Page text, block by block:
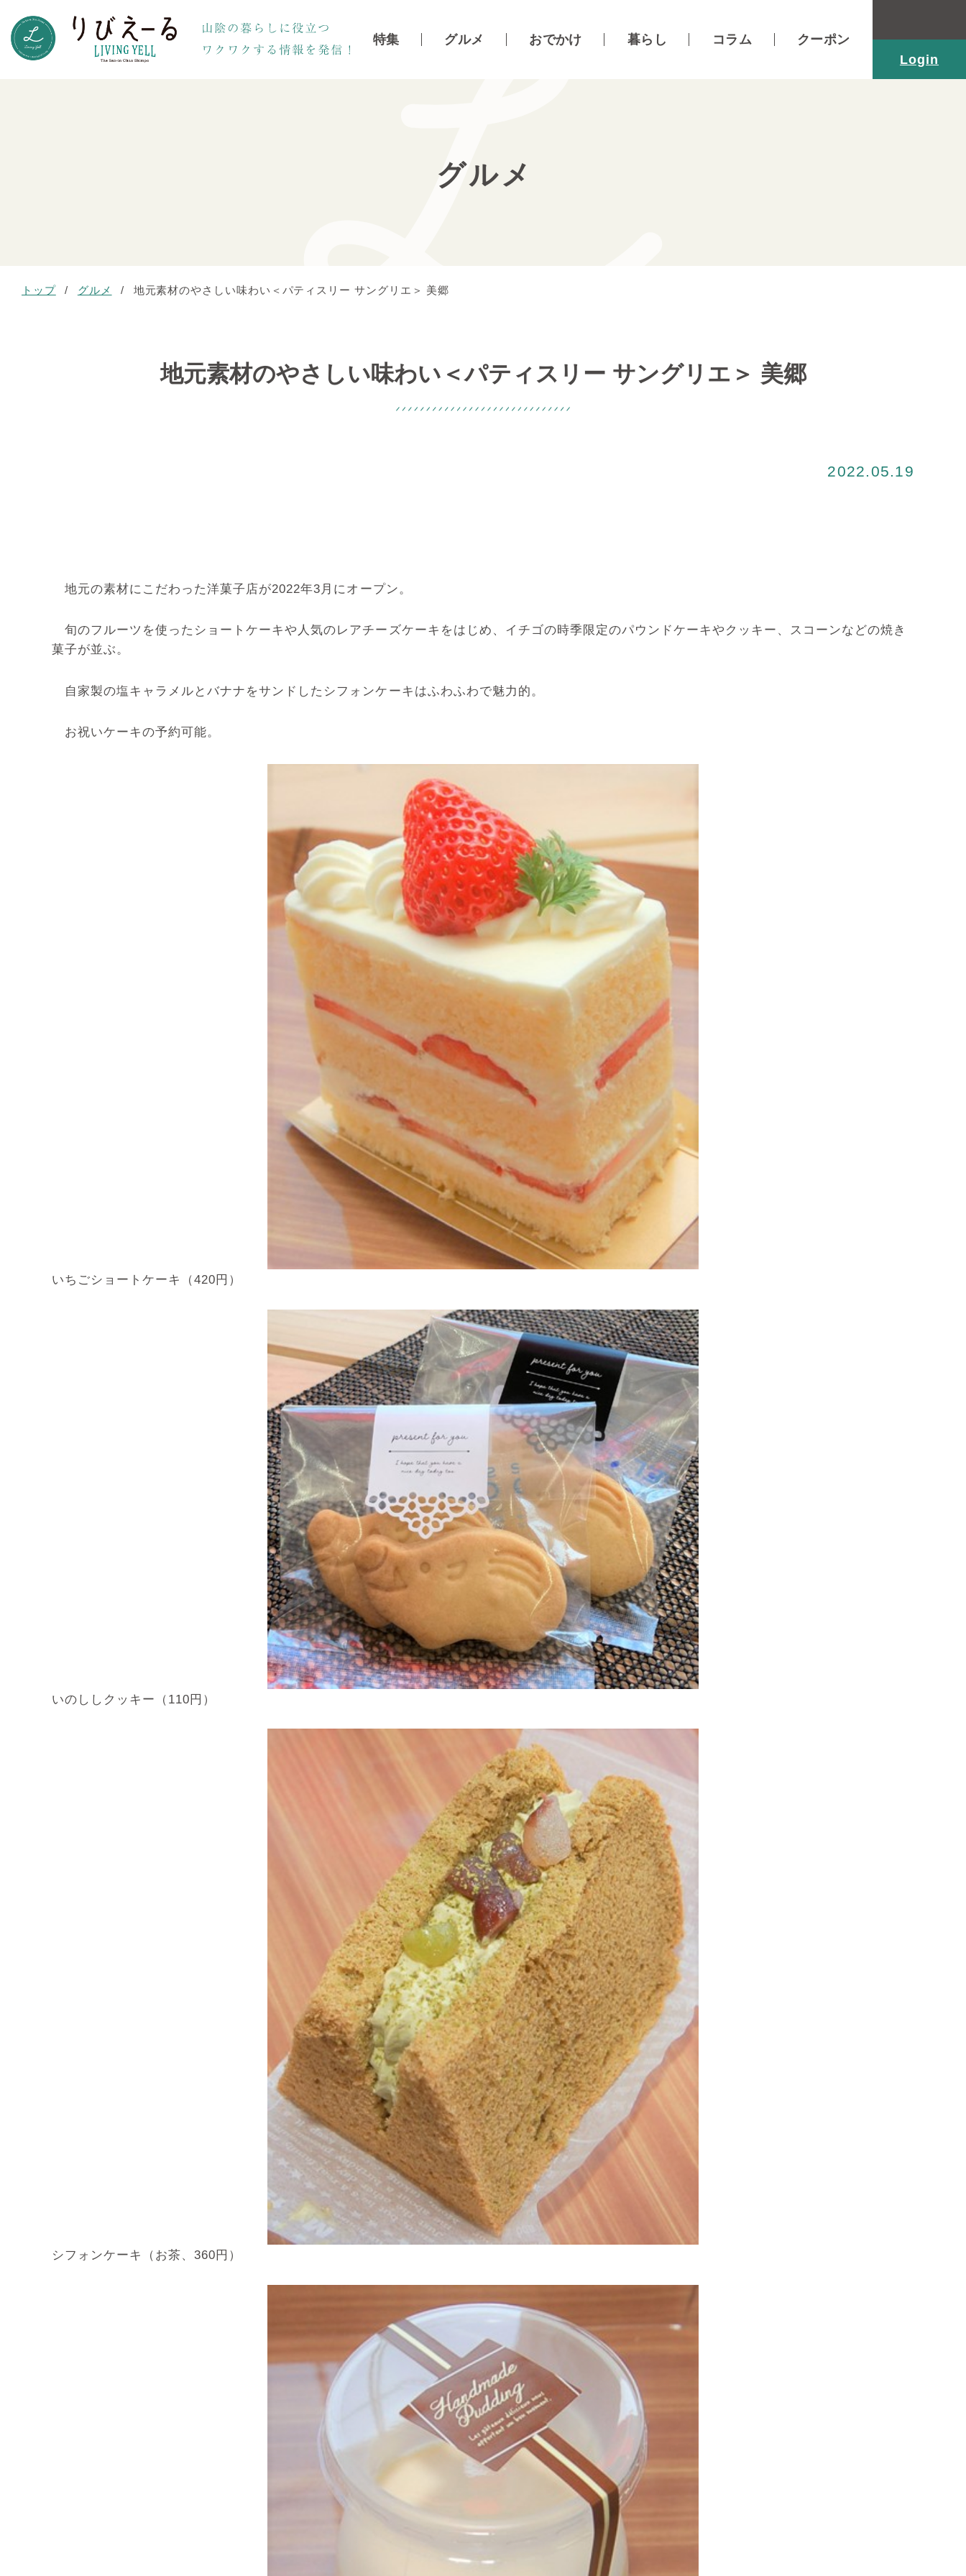
特集 グルメ おでかけ 暮らし コラム
クーポン
Login
グルメ
トップ / グルメ / 地元素材のやさしい味わい＜パティスリー サングリエ＞ 美郷
地元素材のやさしい味わい＜パティスリー サングリエ＞ 美郷
2022.05.19
地元の素材にこだわった洋菓子店が2022年3月にオープン。
旬のフルーツを使ったショートケーキや人気のレアチーズケーキをはじめ、イチゴの時季限定のパウンドケーキやクッキー、スコーンなどの焼き
菓子が並ぶ。
自家製の塩キャラメルとバナナをサンドしたシフォンケーキはふわふわで魅力的。
お祝いケーキの予約可能。
いちごショートケーキ（420円）
いのししクッキー（110円）
シフォンケーキ（お茶、360円）